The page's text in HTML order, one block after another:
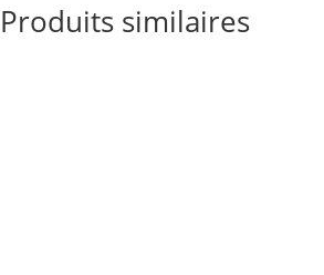
Produits similaires